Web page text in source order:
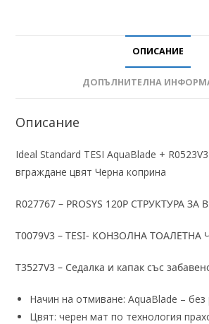
ОПИСАНИЕ
ДОПЪЛНИТЕЛНА
Описание
Ideal Standard TESI AquaBlade +
вграждане цвят Черна коприна
R027767 – PROSYS 120P СТРУКТУРА ЗА
T0079V3 – TESI- КОНЗОЛНА
T3527V3 – Седалка и капак със
Начин на отмиване: AquaBlade – без
Цвят: черен мат по технология